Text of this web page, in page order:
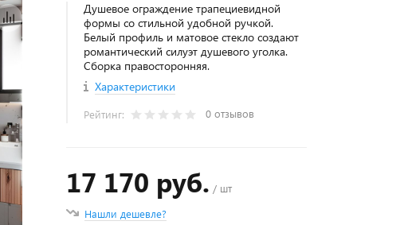
Душевое ограждение трапециевидной
формы со стильной удобной ручкой.
Белый профиль и матовое стекло создают
романтический силуэт душевого уголка.
Сборка правосторонняя.
Характеристики
Рейтинг: 0 отзывов
17 170 руб. / шт
Нашли дешевле?